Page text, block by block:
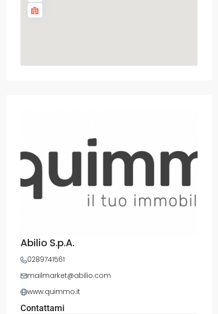
Abilio S.p.A.
0289741561
mailmarket@abilio.com
www.quimmo.it
Contattami